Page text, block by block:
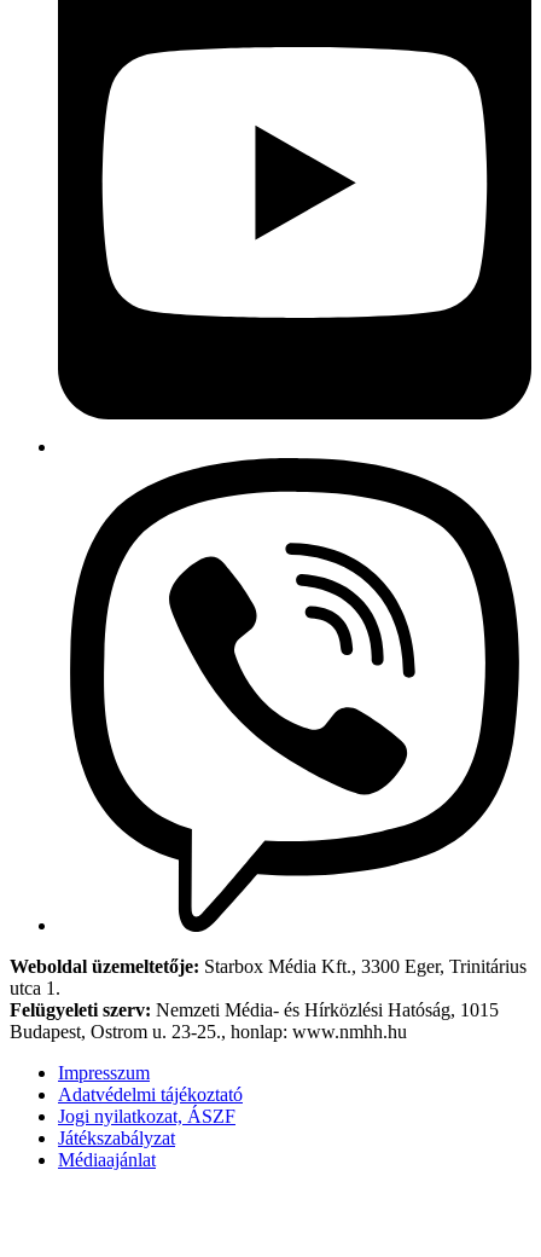
Weboldal üzemeltetője: Starbox Média Kft., 3300 Eger, Trinitárius
utca 1.
Felügyeleti szerv: Nemzeti Média- és Hírközlési Hatóság, 1015
Budapest, Ostrom u. 23-25., honlap: www.nmhh.hu
Impresszum
Adatvédelmi tájékoztató
Jogi nyilatkozat, ÁSZF
Játékszabályzat
Médiaajánlat